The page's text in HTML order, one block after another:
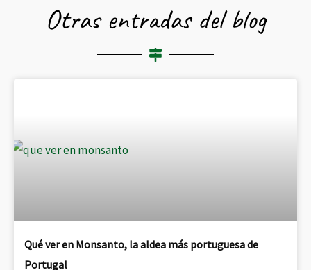
Otras entradas del blog
Qué ver en Monsanto, la aldea más portuguesa de
Portugal